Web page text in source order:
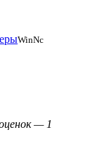
WinNc
— 1